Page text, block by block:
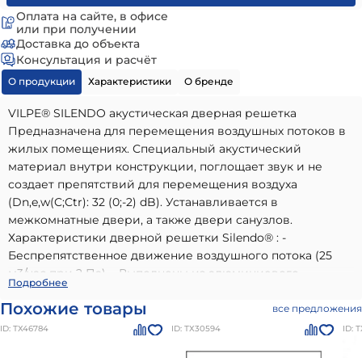
Оплата на сайте, в офисе
или при получении
Доставка до объекта
Консультация и расчёт
О продукции Характеристики О бренде
VILPE® SILENDO акустическая дверная решетка
Предназначена для перемещения воздушных потоков в
жилых помещениях. Специальный акустический
материал внутри конструкции, поглощает звук и не
создает препятствий для перемещения воздуха
(Dn,e,w(C;Ctr): 32 (0;-2) dB). Устанавливается в
межкомнатные двери, а также двери санузлов.
Характеристики дверной решетки Silendo® : -
Беспрепятственное движение воздушного потока (25
м3/час при 2 Па). - Выполнены из алюминиевого
профиля. - Звукопоглощение 32 dB (звукопоглощающий
материал: синтетическая пена). - Анодированнное
покрытие (20 мкм) или порошковое окрашивание. -
Silendo звукопоглощающая дверная решетка
вариант, идеально подходящий для использования в
частном малоэтажном строительстве. Наши материалы
Вилпе / Vilpe Premium (Финляндия)отличаются
Подробнее
Похожие товары все предложения
ID: ТХ46784 ID: ТХ30594 ID: